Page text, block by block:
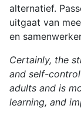
alternatief.
uitgaat van
en
Certainly, the
and self-
adults and is
learning, and